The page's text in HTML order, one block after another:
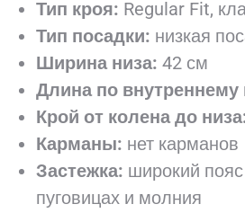
Тип кроя: Regular Fit,
Тип посадки: низкая
Ширина низа: 42 см
Длина по
Крой от колена до
Карманы: нет карманов
Застежка: широкий
пуговицах и молния